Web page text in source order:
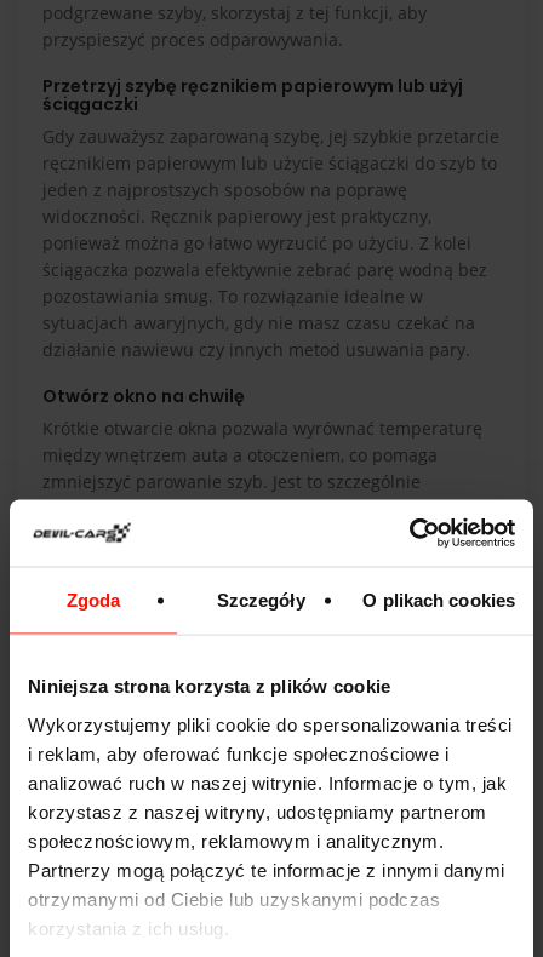
Zgoda Szczegóły O plikach cookies
Niniejsza strona korzysta z plików cookie
Wykorzystujemy pliki cookie do spersonalizowania treści
i reklam, aby oferować funkcje społecznościowe i
analizować ruch w naszej witrynie. Informacje o tym, jak
korzystasz z naszej witryny, udostępniamy partnerom
społecznościowym, reklamowym i analitycznym.
Partnerzy mogą połączyć te informacje z innymi danymi
otrzymanymi od Ciebie lub uzyskanymi podczas
korzystania z ich usług.
podgrzewane szyby, skorzystaj z tej funkcji, aby
przyspieszyć proces odparowywania.
Przetrzyj szybę ręcznikiem papierowym lub użyj
ściągaczki
Gdy zauważysz zaparowaną szybę, jej szybkie przetarcie
ręcznikiem papierowym lub użycie ściągaczki do szyb to
jeden z najprostszych sposobów na poprawę
widoczności. Ręcznik papierowy jest praktyczny,
ponieważ można go łatwo wyrzucić po użyciu. Z kolei
ściągaczka pozwala efektywnie zebrać parę wodną bez
pozostawiania smug. To rozwiązanie idealne w
sytuacjach awaryjnych, gdy nie masz czasu czekać na
działanie nawiewu czy innych metod usuwania pary.
Otwórz okno na chwilę
Krótkie otwarcie okna pozwala wyrównać temperaturę
między wnętrzem auta a otoczeniem, co pomaga
zmniejszyć parowanie szyb. Jest to szczególnie
intensywnie, np. podczas wsiadania do auta po deszczu
otwartego okna na długo, aby uniknąć nadmiernego
wychłodzenia wnętrza.